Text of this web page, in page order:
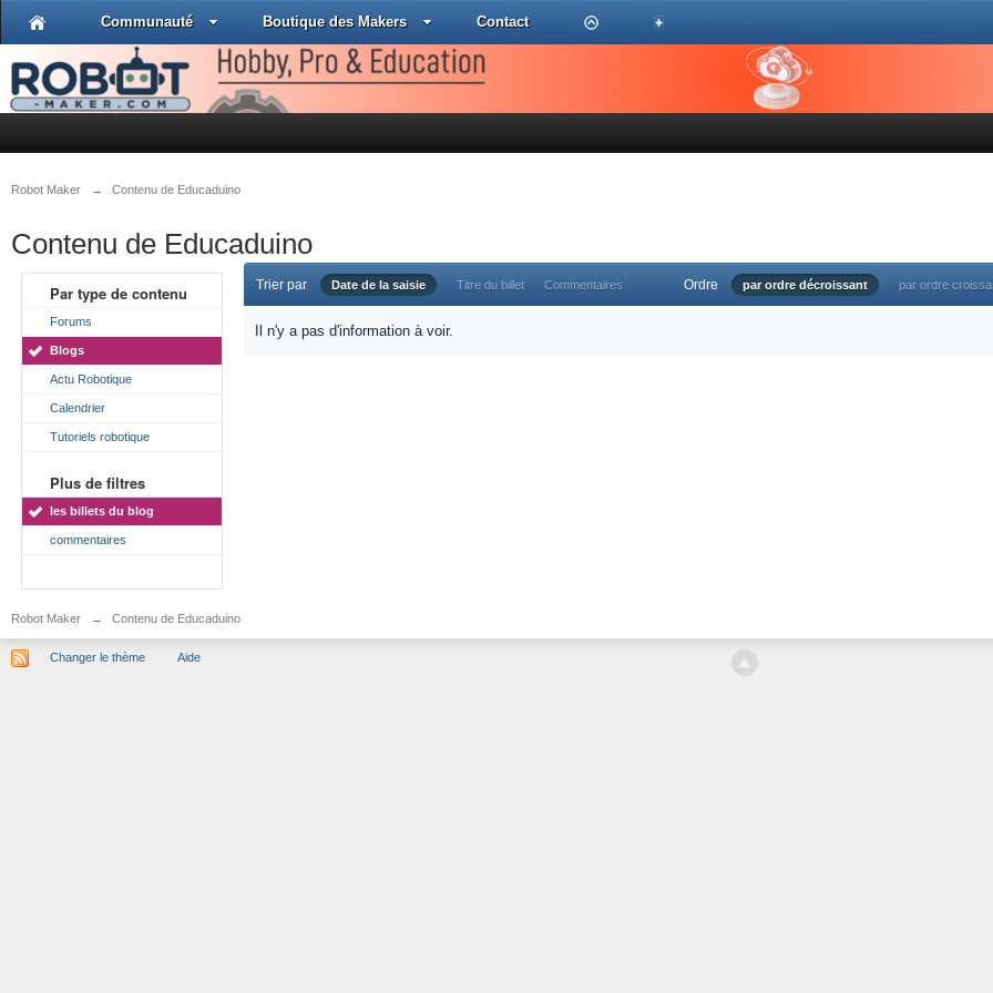
Communauté Boutique des Makers Contact
Robot Maker → Contenu de Educaduino
Contenu de Educaduino
Par type de contenu
Forums
Blogs
Actu Robotique
Calendrier
Tutoriels robotique
Plus de filtres
les billets du blog
commentaires
Trier par Date de la saisie Titre du billet Commentaires Ordre par ordre décroissant par ordre
Il n'y a pas d'information à voir.
Robot Maker → Contenu de Educaduino
Changer le thème Aide